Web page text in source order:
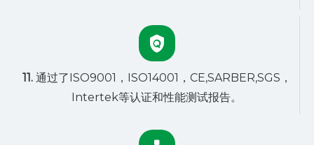
11.通过了ISO9001，ISO14001，CE,SARBER,SGS，
Intertek等认证和性能测试报告。